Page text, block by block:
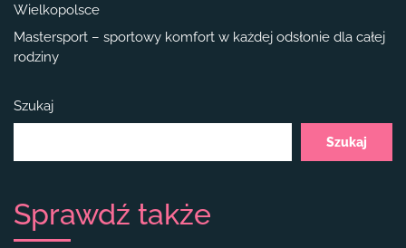
Wielkopolsce
Mastersport – sportowy komfort w każdej odsłonie dla całej
rodziny
Szukaj
Szukaj
Sprawdź także